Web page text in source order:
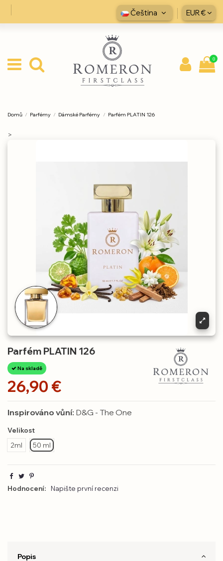
Čeština EUR €
0
Domů Parfémy Dámské Parfémy Parfém PLATIN 126
>
Parfém PLATIN 126
Na skladě
26,90 €
Inspirováno vůní: D&G - The One
Velikost
2ml
50 ml
Hodnocení: Napište první recenzi
Popis